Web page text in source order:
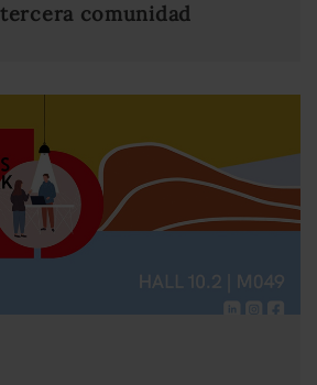
comunidad